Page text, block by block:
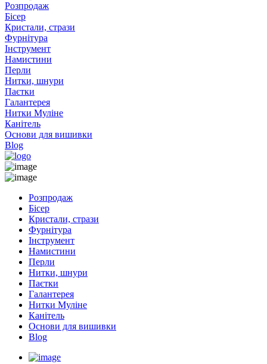
Розпродаж
Бісер
Кристали, стрази
Фурнітура
Інструмент
Намистини
Перли
Нитки, шнури
Паєтки
Галантерея
Нитки Муліне
Канітель
Основи для вишивки
Blog
Розпродаж
Бісер
Кристали, стрази
Фурнітура
Інструмент
Намистини
Перли
Нитки, шнури
Паєтки
Галантерея
Нитки Муліне
Канітель
Основи для вишивки
Blog